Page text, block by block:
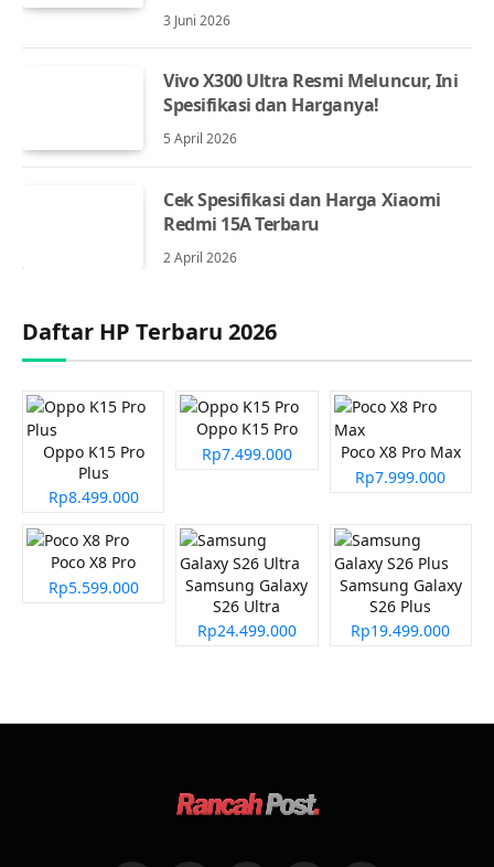
3 Juni 2026
Vivo X300 Ultra Resmi Meluncur, Ini
Spesifikasi dan Harganya!
5 April 2026
Cek Spesifikasi dan Harga Xiaomi
Redmi 15A Terbaru
2 April 2026
Daftar HP Terbaru 2026
Oppo K15 Pro
Plus
Rp8.499.000
Oppo K15 Pro
Rp7.499.000
Poco X8 Pro Max
Rp7.999.000
Poco X8 Pro
Rp5.599.000
Samsung Galaxy
S26 Ultra
Rp24.499.000
Samsung Galaxy
S26 Plus
Rp19.499.000